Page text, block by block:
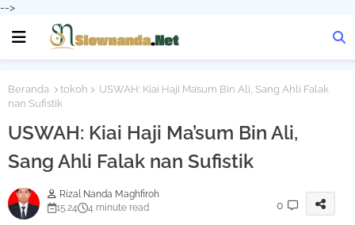
-->
Beranda tokoh
USWAH: Kiai Haji Ma’sum Bin Ali, Sang Ahli Falak
nan Sufistik
USWAH: Kiai Haji Ma’sum Bin Ali,
Sang Ahli Falak nan Sufistik
Rizal Nanda Maghfiroh
15.24
4 minute read 0